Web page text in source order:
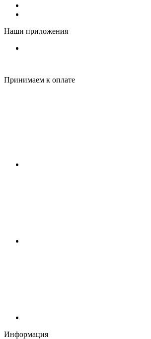
Наши приложения
Принимаем к оплате
Информация